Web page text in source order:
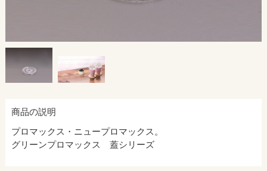
商品の説明
プロマックス・ニュープロマックス。
グリーンプロマックス 蓋シリーズ